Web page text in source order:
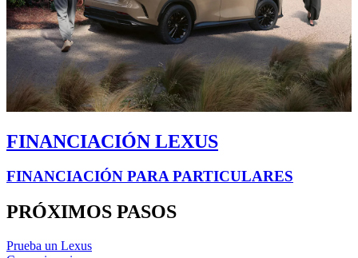
FINANCIACIÓN LEXUS
FINANCIACIÓN PARA PARTICULARES
PRÓXIMOS PASOS
Prueba un Lexus